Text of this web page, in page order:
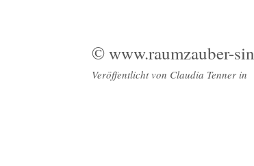
© www.raumzauber-
Veröffentlicht von Claudia Tenner in